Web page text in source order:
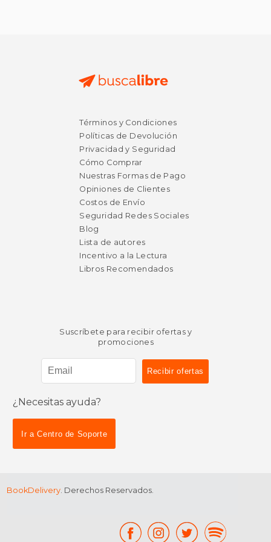
Términos y Condiciones
Políticas de Devolución
Privacidad y Seguridad
Cómo Comprar
Nuestras Formas de Pago
Opiniones de Clientes
Costos de Envío
Seguridad Redes Sociales
Blog
Lista de autores
Incentivo a la Lectura
Libros Recomendados
Suscríbete para recibir ofertas y
promociones
¿Necesitas ayuda?
Ir a Centro de Soporte
BookDelivery. Derechos Reservados.